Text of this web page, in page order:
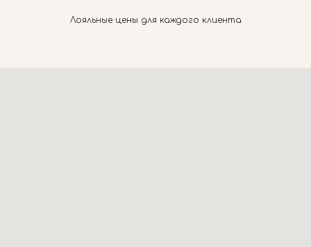
Лояльные цены для каждого клиента